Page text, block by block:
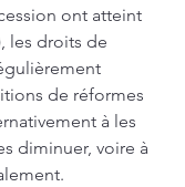
ont atteint
les droits de
de réformes
à les
diminuer, voire à